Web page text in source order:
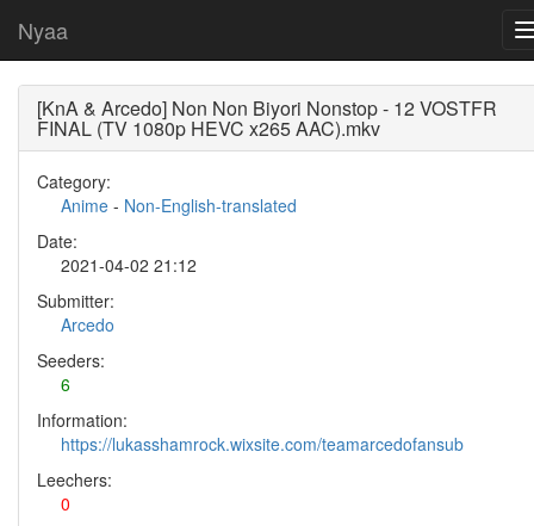
Nyaa
[KnA & Arcedo] Non Non Biyori Nonstop - 12 VOSTFR
FINAL (TV 1080p HEVC x265 AAC).mkv
Category:
Anime - Non-English-translated
Date:
2021-04-02 21:12
Submitter:
Arcedo
Seeders:
6
Information:
https://lukasshamrock.wixsite.com/teamarcedofansub
Leechers:
0